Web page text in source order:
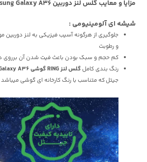
شیشه ای آلومینیومی :
جلوگیری از هرگونه آسیب فیزیکی به لنز دوربین
و رطوبت
کم حجم و سبک بودن باعث فیت شدن آن برروی
رنگ بندی کاملگلس لنز RING گوشی Galaxy A36
جیتل که متناسب با رنگ کارخانه ای گوشی میباشد